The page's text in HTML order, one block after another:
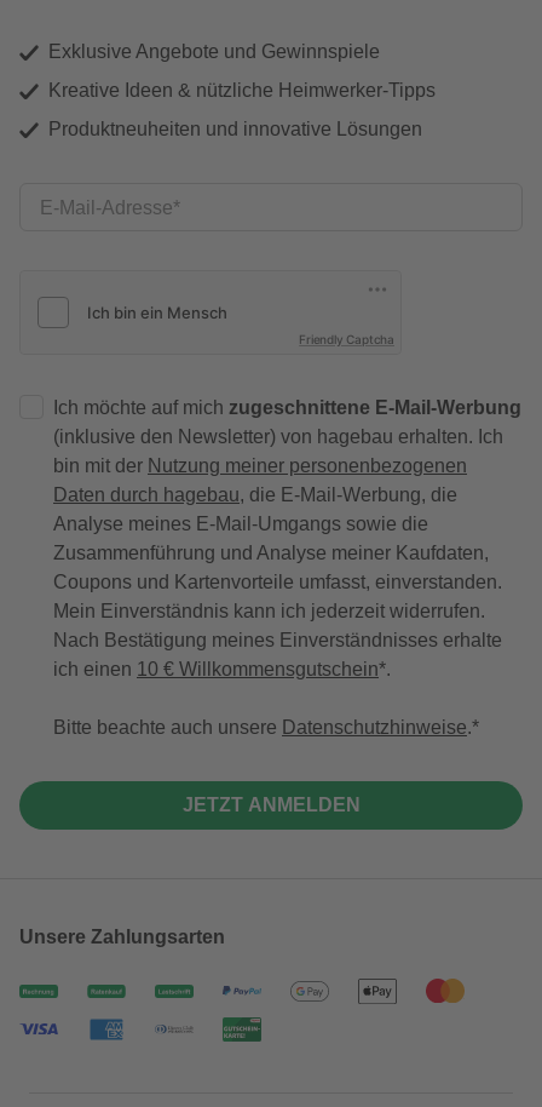
Exklusive Angebote und Gewinnspiele
Kreative Ideen & nützliche Heimwerker-Tipps
Produktneuheiten und innovative Lösungen
E-Mail-Adresse
Friendly Captcha
Ich möchte auf mich zugeschnittene E-Mail-Werbung
(inklusive den Newsletter) von hagebau erhalten. Ich
bin mit der Nutzung meiner personenbezogenen
Daten durch hagebau, die E-Mail-Werbung, die
Analyse meines E-Mail-Umgangs sowie die
Zusammenführung und Analyse meiner Kaufdaten,
Coupons und Kartenvorteile umfasst, einverstanden.
Mein Einverständnis kann ich jederzeit widerrufen.
Nach Bestätigung meines Einverständnisses erhalte
ich einen 10 € Willkommensgutschein*.
Bitte beachte auch unsere Datenschutzhinweise.
JETZT ANMELDEN
Unsere Zahlungsarten